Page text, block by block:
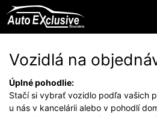
Vozidlá na
Úplné pohodlie:
Stačí si vybrať vozidlo podľa vašich
u nás v kancelárii alebo v pohodlí